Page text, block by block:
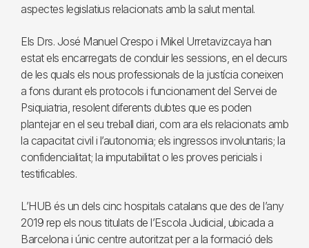
aspectes legislatius relacionats amb la salut mental.
Els Drs. José Manuel Crespo i Mikel Urretavizcaya han
estat els encarregats de conduir les sessions, en el decurs
de les quals els nous professionals de la justícia coneixen
a fons durant els protocols i funcionament del Servei de
Psiquiatria, resolent diferents dubtes que es poden
plantejar en el seu treball diari, com ara els relacionats amb
la capacitat civil i l’autonomia; els ingressos involuntaris; la
confidencialitat; la imputabilitat o les proves pericials i
testificables.
L’HUB és un dels cinc hospitals catalans que des de l’any
2019 rep els nous titulats de l’Escola Judicial, ubicada a
Barcelona i únic centre autoritzat per a la formació dels